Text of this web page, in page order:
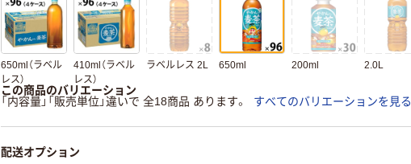
650ml（ラベル
レス）
410ml（ラベル
レス）
ラベルレス 2L 650ml 200ml 2.0L
この商品のバリエーション
「内容量」「販売単位」違いで 全18商品 あります。
すべてのバリエーションを見る
配送オプション